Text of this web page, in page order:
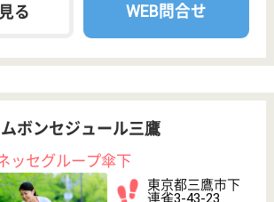
ュール溝の口
得支援制度あり♪キャリ
神奈川県川崎市
高津区下作延5-
分, 溝の口〔東
介護付有料老人
ホーム
歩9分！200以上の高齢者向
最大手ベネッセが運営する
ならではの充実した福利厚
整っています♪